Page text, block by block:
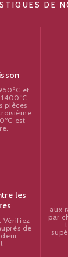
DE
et
pièces
est
les
Vérifiez
de
aux
par